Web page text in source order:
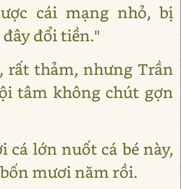
cái mạng nhỏ, bị
đổi tiền."
rất thảm, nhưng Trần
tâm không chút gợn
cá lớn nuốt cá bé này,
mươi năm rồi.